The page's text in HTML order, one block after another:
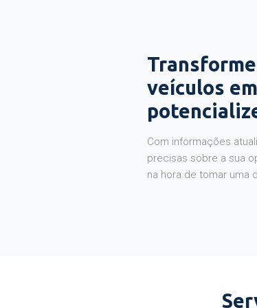
veículos
Com informações
precisas sobre a sua
na hora de tomar uma